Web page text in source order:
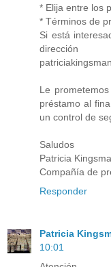
* Elija entre los
* Términos de
Si está
Le
préstamo al
un control de
Saludos
Patricia
Compañía de
Responder
Patricia
10:01